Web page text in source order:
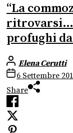
“La
profughi
Elena Cerutti
6 Settembre
Share